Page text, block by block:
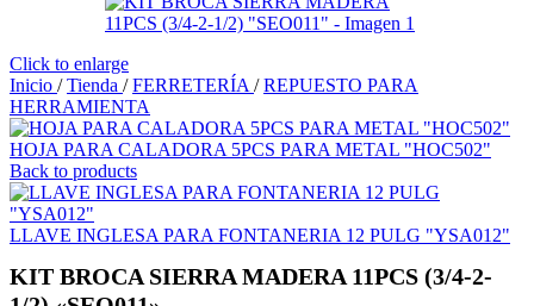
Click to enlarge
Inicio / Tienda / FERRETERÍA / REPUESTO PARA
HERRAMIENTA
HOJA PARA CALADORA 5PCS PARA METAL "HOC502"
Back to products
LLAVE INGLESA PARA FONTANERIA 12 PULG "YSA012"
KIT BROCA SIERRA MADERA 11PCS (3/4-2-